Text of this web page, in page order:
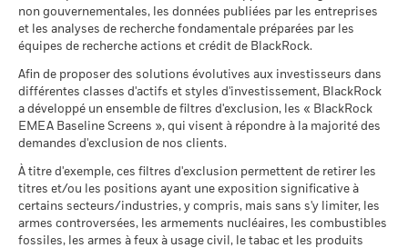
passées.Les performances passées ne sont pas un indicateur
fiable des performances futures. Les marchés pourraient
évoluer très différemment. Ceci peut vous aider à évaluer la
façon dont le fonds a été géré dans le passé
La performance est indiquée sur la base de la Valeur nette
d’inventaire (VNI), avec le revenu brut réinvesti le cas échéant.
Le rendement de votre investissement peut augmenter ou
diminuer en raison des fluctuations des devises si votre
investissement est effectué dans une devise autre que celle
utilisée dans le calcul des performances passées. Source :
Blackrock
Défavorable
Ce que vous pourriez obtenir après
Rendement annuel moyen
Intermédiaire
Ce que vous pourriez obtenir après
Rendement annuel moyen
Favorable
Ce que vous pourriez obtenir après
Rendement annuel moyen
Le scénario de tension montre ce que vous pourriez obtenir
dans des situations de marché extrêmes.
reposent les Caractéristiques de durabilité, utilisez les liens
ci-dessous.
Notation des fonds ESG MSCI
au 17/juil./2026
AA
Pointage de qualité ESG
MSCI (0-10)
au 17/juil./2026
Classification mondiale des
fonds selon Lipper
au 17/juil./2026
Mixed Asset USD Flexible -
Global
MSCI - Armes à feu civiles
au 30/juin/2026
0,00%
MSCI - Tabac
au 30/juin/2026
MSCI - Contrevenants au
Pacte mondial des Nations
Unies
au 30/juin/2026
0,00%
MSCI - Charbon thermique
au 30/juin/2026
0,00%
MSCI - Sables bitumineux
au 30/juin/2026
0,00%
audited financial statements (French)
BlackRock Global Funds - Prospectus (French
- France)
BlackRock Global Funds - Prospectus
(English)
BlackRock Global Funds - Prospectus (French
- Belgium^France)
non gouvernementales, les données publiées par les entreprises
et les analyses de recherche fondamentale préparées par les
équipes de recherche actions et crédit de BlackRock.
Afin de proposer des solutions évolutives aux investisseurs dans
différentes classes d'actifs et styles d'investissement, BlackRock
a développé un ensemble de filtres d'exclusion, les « BlackRock
EMEA Baseline Screens », qui visent à répondre à la majorité des
demandes d'exclusion de nos clients.
À titre d'exemple, ces filtres d'exclusion permettent de retirer les
titres et/ou les positions ayant une exposition significative à
certains secteurs/industries, y compris, mais sans s'y limiter, les
armes controversées, les armements nucléaires, les combustibles
fossiles, les armes à feux à usage civil, le tabac et les produits